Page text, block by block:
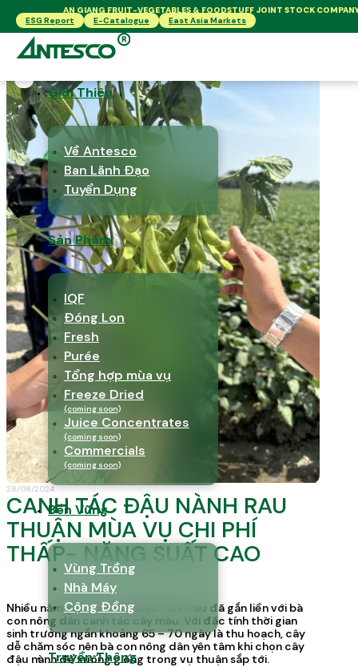
AN GIANG FRUIT-VEGETABLES & FOODSTUFF JOINT STOCK
ESG Report
E-Catalogue East Asia Markets
Giới Thiệu
Về Antesco
Ban Lãnh Đạo
Tuyển Dụng
Sản Phẩm
IQF
Đóng Lon
Fresh
Purée
Tổng hợp mùa vụ
Freeze Dried
(coming soon)
Juice Concentrates
(coming soon)
Commercials
(coming soon)
Bền Vững
Vùng Trồng
Nhà Máy
Cộng Đồng
Truyền Thông
28/08/2024
CANH TÁC ĐẬU NÀNH RAU
THUẬN MÙA VỤ CHI PHÍ
THẤP- NĂNG SUẤT CAO
Nhiều năm gần đây, cây Đậu nành rau đã gắn liền với bà
con nông dân canh tác cây màu. Với đặc tính thời gian
sinh trưởng ngắn khoảng 65 – 70 ngày là thu hoạch, cây
dễ chăm sóc nên bà con nông dân yên tâm khi chọn cây
đậu nành để xuống giống trong vụ thuận sắp tới.